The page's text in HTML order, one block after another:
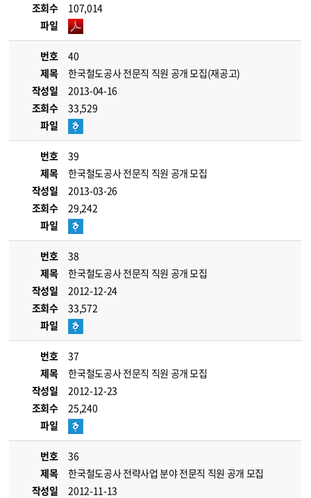
조회수
107,014
파일
번호
40
제목
한국철도공사 전문직 직원 공개 모집(재공고)
작성일
2013-04-16
조회수
33,529
파일
번호
39
제목
한국철도공사 전문직 직원 공개 모집
작성일
2013-03-26
조회수
29,242
파일
번호
38
제목
한국철도공사 전문직 직원 공개 모집
작성일
2012-12-24
조회수
33,572
파일
번호
37
제목
한국철도공사 전문직 직원 공개 모집
작성일
2012-12-23
조회수
25,240
파일
번호
36
제목
한국철도공사 전략사업 분야 전문직 직원 공개 모집
작성일
2012-11-13